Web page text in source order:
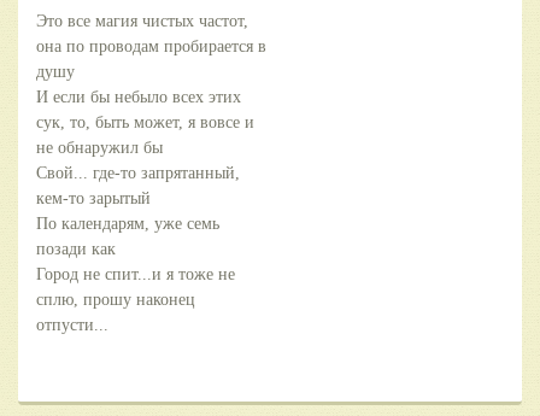
Это все магия чистых частот,
она по проводам пробирается в
душу
И если бы небыло всех этих
сук, то, быть может, я вовсе и
не обнаружил бы
Свой... где-то запрятанный,
кем-то зарытый
По календарям, уже семь
позади как
Город не спит...и я тоже не
сплю, прошу наконец
отпусти...